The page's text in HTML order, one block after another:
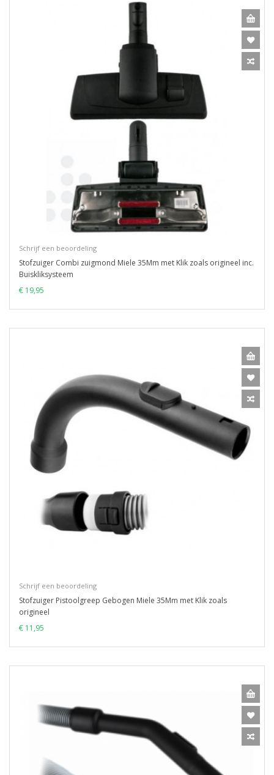
Schrijf een beoordeling
Stofzuiger Combi zuigmond Miele 35Mm met Klik zoals origineel inc.
Buiskliksysteem
€ 19,95
Schrijf een beoordeling
Stofzuiger Pistoolgreep Gebogen Miele 35Mm met Klik zoals
origineel
€ 11,95